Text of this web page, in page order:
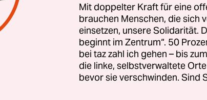
Erhalt auf. Eine offene Gesellschaft
Journalismus – und
Dann machen Sie mit und
Mit doppelter Kraft für eine
brauchen Menschen, die sich
einsetzen, unsere Solidarität.
beginnt im Zentrum“. 50
bei taz zahl ich gehen – bis
die linke, selbstverwaltete
bevor sie verschwinden. Sind